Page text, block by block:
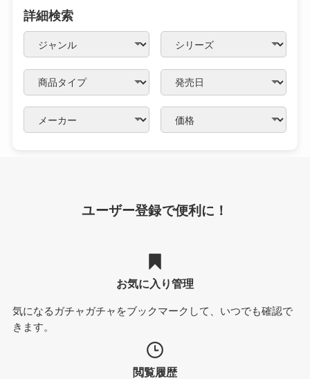
詳細検索
ユーザー登録で便利に！
お気に入り管理
気になるガチャガチャをブックマークして、いつでも確認で
きます。
閲覧履歴